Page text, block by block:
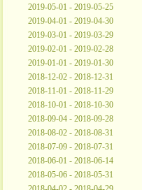
2019-05-01 - 2019-05-25
2019-04-01 - 2019-04-30
2019-03-01 - 2019-03-29
2019-02-01 - 2019-02-28
2019-01-01 - 2019-01-30
2018-12-02 - 2018-12-31
2018-11-01 - 2018-11-29
2018-10-01 - 2018-10-30
2018-09-04 - 2018-09-28
2018-08-02 - 2018-08-31
2018-07-09 - 2018-07-31
2018-06-01 - 2018-06-14
2018-05-06 - 2018-05-31